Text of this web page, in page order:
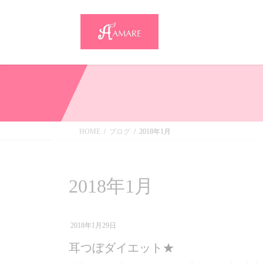
HOME ブログ 2018年1月
2018年1月
2018年1月29日
耳つぼダイエット★